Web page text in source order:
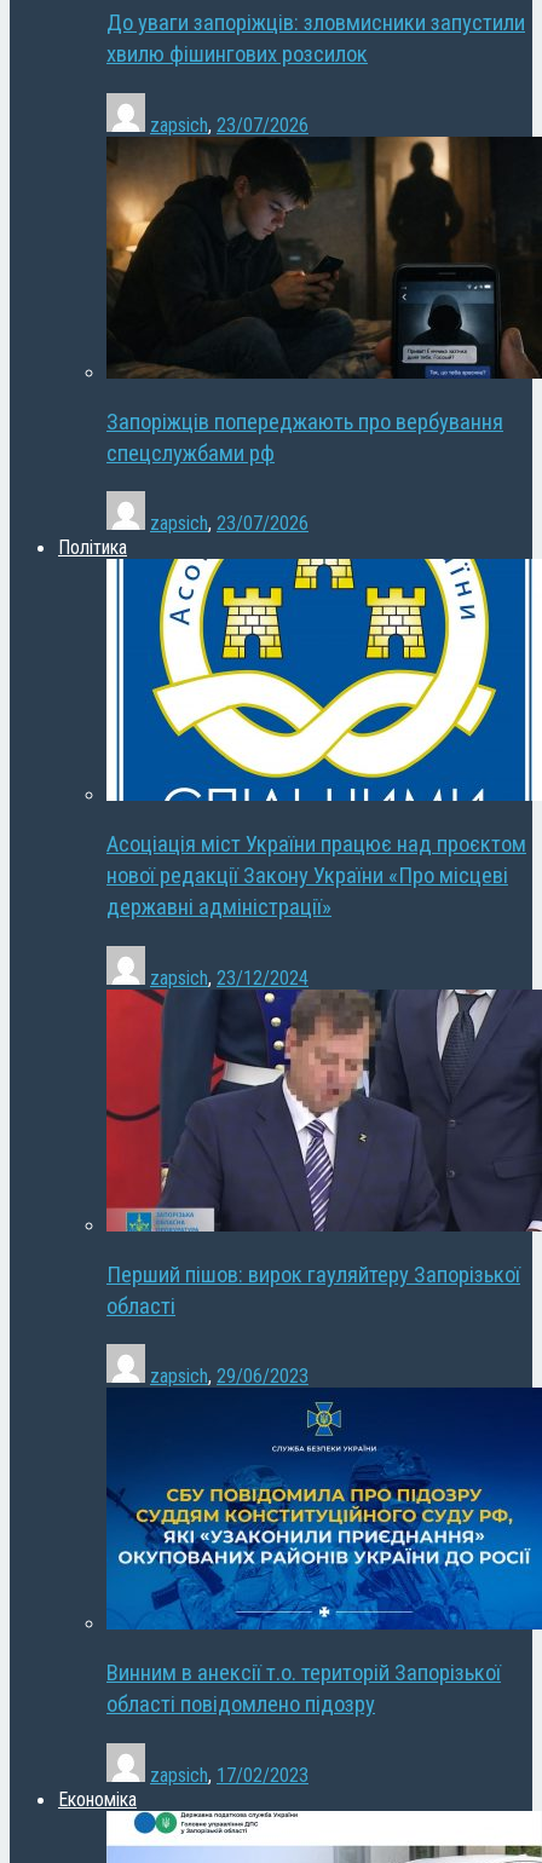
До уваги запоріжців: зловмисники запустили
хвилю фішингових розсилок
zapsich, 23/07/2026
Запоріжців попереджають про вербування
спецслужбами рф
zapsich, 23/07/2026
Політика
Асоціація міст України працює над проєктом
нової редакції Закону України «Про місцеві
державні адміністрації»
zapsich, 23/12/2024
Перший пішов: вирок гауляйтеру Запорізької
області
zapsich, 29/06/2023
Винним в анексії т.о. територій Запорізької
області повідомлено підозру
zapsich, 17/02/2023
Економіка